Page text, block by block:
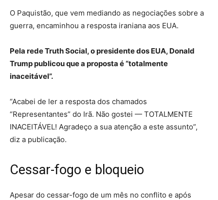
O Paquistão, que vem mediando as negociações sobre a
guerra, encaminhou a resposta iraniana aos EUA.
Pela rede Truth Social, o presidente dos EUA, Donald
Trump publicou que a proposta é “totalmente
inaceitável”.
“Acabei de ler a resposta dos chamados
“Representantes” do Irã. Não gostei — TOTALMENTE
INACEITÁVEL! Agradeço a sua atenção a este assunto”,
diz a publicação.
Cessar-fogo e bloqueio
Apesar do cessar-fogo de um mês no conflito e após